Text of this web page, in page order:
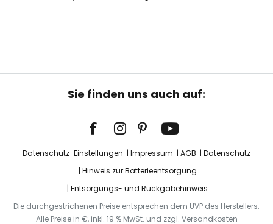
Sie finden uns auch auf:
Datenschutz-Einstellungen Impressum AGB
Datenschutz
Hinweis zur Batterieentsorgung
Entsorgungs- und Rückgabehinweis
Die durchgestrichenen Preise entsprechen dem UVP des Herstellers.
Alle Preise in €, inkl. 19 % MwSt. und zzgl. Versandkosten